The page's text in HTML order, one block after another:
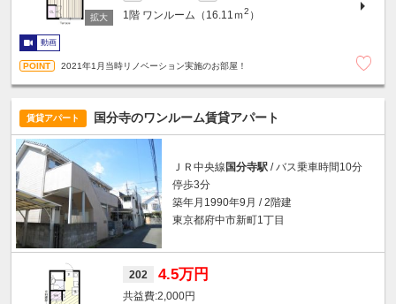
1階 ワンルーム（16.11ｍ2 ）
動画
2021年1月当時リノベーション実施のお部屋！
賃貸アパート 国分寺のワンルーム賃貸アパート
ＪＲ中央線国分寺駅 / バス乗車時間10分
停歩3分
築年月1990年9月 / 2階建
東京都府中市新町1丁目
202 4.5万円
2,000円